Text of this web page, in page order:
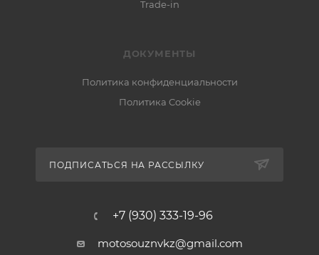
Trade-in
ДОКУМЕНТЫ
Политика конфиденциальности
Политика Cookie
ПОДПИСАТЬСЯ НА РАССЫЛКУ
+7 (930) 333-19-96
motosouznvkz@gmail.com